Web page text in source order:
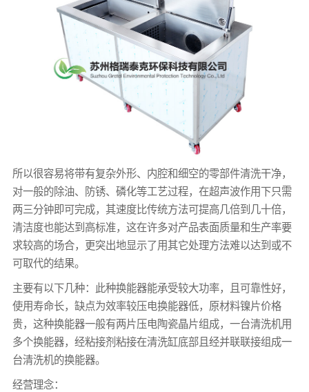
所以很容易将带有复杂外形、内腔和细空的零部件清洗干净，
对一般的除油、防锈、磷化等工艺过程，在超声波作用下只需
两三分钟即可完成，其速度比传统方法可提高几倍到几十倍，
清洁度也能达到高标准，这在许多对产品表面质量和生产率要
求较高的场合，更突出地显示了用其它处理方法难以达到或不
可取代的结果。
主要有以下几种：此种换能器能承受较大功率，且可靠性好，
使用寿命长，缺点为效率较压电换能器低，原材料镍片价格
贵，这种换能器一般有两片压电陶瓷晶片组成，一台清洗机用
多个换能器，经粘接剂粘接在清洗缸底部且经并联联接组成一
台清洗机的换能器。
经营理念：